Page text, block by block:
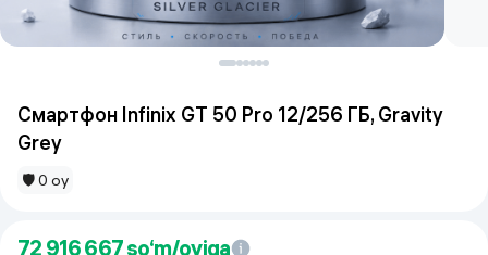
Смартфон Infinix GT 50 Pro 12/256 ГБ, Gravity
Grey
🛡 0 oy
72 916 667so‘m/oyiga